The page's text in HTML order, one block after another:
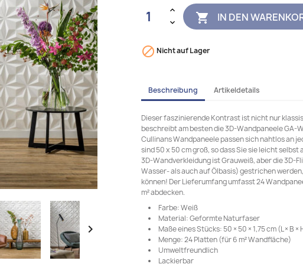

 IN DEN
 Nicht auf Lager
Beschreibung Artikeldetails
Dieser faszinierende Kontrast ist nicht nur
beschreibt am besten die 3D-Wandpaneele GA-
Cullinans Wandpaneele passen sich nahtlos an
sind 50 x 50 cm groß, so dass Sie sie leicht
3D-Wandverkleidung ist Grauweiß, aber die 3D-
Wasser- als auch auf Ölbasis) gestrichen
können! Der Lieferumfang umfasst 24
m² abdecken.
Farbe: Weiß
Material: Geformte Naturfaser
Maße eines Stücks: 50 × 50 × 1,75 cm (L × B ×
Menge: 24 Platten (für 6 m² Wandfläche)
Umweltfreundlich
Lackierbar